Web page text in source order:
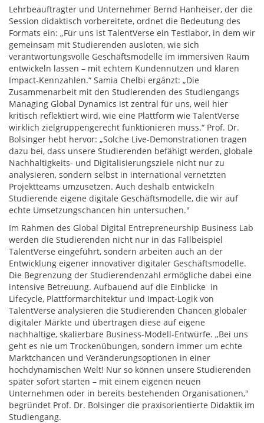
Lehrbeauftragter und Unternehmer Bernd Hanheiser, der die
Session didaktisch vorbereitete, ordnet die Bedeutung des
Formats ein: „Für uns ist TalentVerse ein Testlabor, in dem wir
gemeinsam mit Studierenden ausloten, wie sich
verantwortungsvolle Geschäftsmodelle im immersiven Raum
entwickeln lassen – mit echtem Kundennutzen und klaren
Impact-Kennzahlen.“ Samia Chelbi ergänzt: „Die
Zusammenarbeit mit den Studierenden des Studiengangs
Managing Global Dynamics ist zentral für uns, weil hier
kritisch reflektiert wird, wie eine Plattform wie TalentVerse
wirklich zielgruppengerecht funktionieren muss.“ Prof. Dr.
Bolsinger hebt hervor: „Solche Live-Demonstrationen tragen
dazu bei, dass unsere Studierenden befähigt werden, globale
Nachhaltigkeits- und Digitalisierungsziele nicht nur zu
analysieren, sondern selbst in international vernetzten
Projektteams umzusetzen. Auch deshalb entwickeln
Studierende eigene digitale Geschäftsmodelle, die wir auf
echte Umsetzungschancen hin untersuchen."
Im Rahmen des Global Digital Entrepreneurship Business Lab
werden die Studierenden nicht nur in das Fallbeispiel
TalentVerse eingeführt, sondern arbeiten auch an der
Entwicklung eigener innovativer digitaler Geschäftsmodelle.
Die Begrenzung der Studierendenzahl ermögliche dabei eine
intensive Betreuung. Aufbauend auf die Einblicke in
Lifecycle, Plattformarchitektur und Impact-Logik von
TalentVerse analysieren die Studierenden Chancen globaler
digitaler Märkte und übertragen diese auf eigene
nachhaltige, skalierbare Business-Modell-Entwürfe. „Bei uns
geht es nie um Trockenübungen, sondern immer um echte
Marktchancen und Veränderungsoptionen in einer
hochdynamischen Welt! Nur so können unsere Studierenden
später sofort starten – mit einem eigenen neuen
Unternehmen oder in bereits bestehenden Organisationen,"
begründet Prof. Dr. Bolsinger die praxisorientierte Didaktik im
Studiengang.